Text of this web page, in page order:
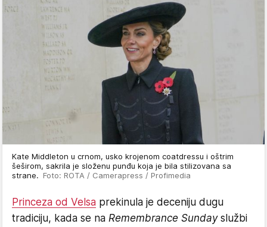
Kate Middleton u crnom, usko krojenom coatdressu i oštrim
šeširom, sakrila je složenu punđu koja je bila stilizovana sa
strane. Foto: ROTA / Camerapress / Profimedia
Princeza od Velsa prekinula je deceniju dugu
tradiciju, kada se na Remembrance Sundayslužbi